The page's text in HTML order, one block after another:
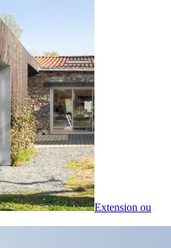
Extension ou